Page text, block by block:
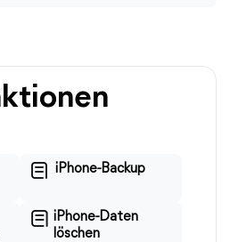
iPhone-Backup
iPhone-Daten
löschen